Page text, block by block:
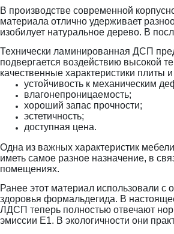
В производстве современной
материала отлично удерживает
изобилует натуральное дерево. В
Технически ламинированная ДСП
подвергается воздействию высокой
качественные характеристики плиты
устойчивость к механическим
влагонепроницаемость;
хороший запас прочности;
эстетичность;
доступная цена.
Одна из важных характеристик
иметь самое разное назначение, в
помещениях.
Ранее этот материал использовали с
здоровья формальдегида. В
ЛДСП теперь полностью отвечают
эмиссии Е1. В экологичности они